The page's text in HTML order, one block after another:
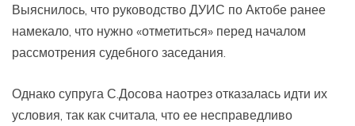
Выяснилось, что руководство ДУИС по Актобе ранее
намекало, что нужно «отметиться» перед началом
рассмотрения судебного заседания.
Однако супруга С.Досова наотрез отказалась идти их
условия, так как считала, что ее несправедливо